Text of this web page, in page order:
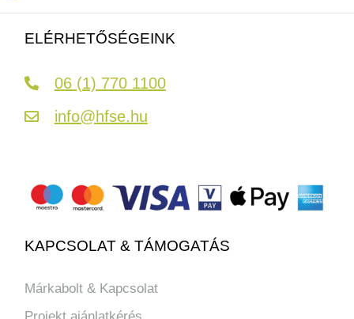
ELÉRHETŐSÉGEINK
06 (1) 770 1100
info@hfse.hu
KAPCSOLAT & TÁMOGATÁS
Márkabolt & Kapcsolat